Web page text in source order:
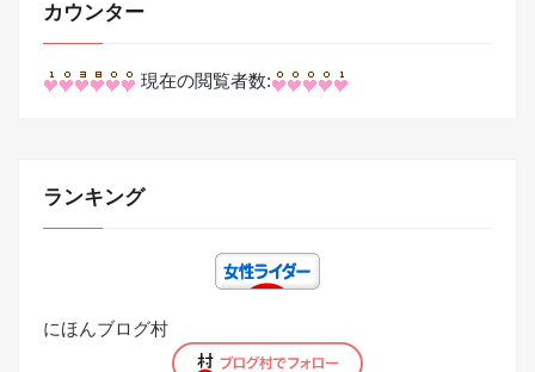
カウンター
現在の閲覧者数:
ランキング
にほんブログ村